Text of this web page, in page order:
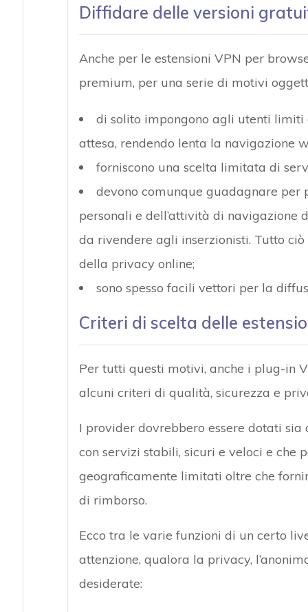
Diffidare delle versioni
Anche per le estensioni VPN per
premium, per una serie di motivi
di solito impongono agli utenti
attesa, rendendo lenta la navigazione
forniscono una scelta limitata di
devono comunque guadagnare per
personali e dell’attività di navigazione
da rivendere agli inserzionisti. Tutto
della privacy online;
sono spesso facili vettori per la
Criteri di scelta delle
Per tutti questi motivi, anche i plug-in
alcuni criteri di qualità, sicurezza e
I provider dovrebbero essere dotati
con servizi stabili, sicuri e veloci e che
geograficamente limitati oltre che
di rimborso.
Ecco tra le varie funzioni di un certo
attenzione, qualora la privacy,
desiderate: